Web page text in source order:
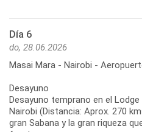
Día 6
do, 28.06.2026
Masai Mara - Nairobi -
Desayuno
Desayuno temprano en el Lodge
Nairobi (Distancia: Aprox. 270
gran Sabana y la gran riqueza